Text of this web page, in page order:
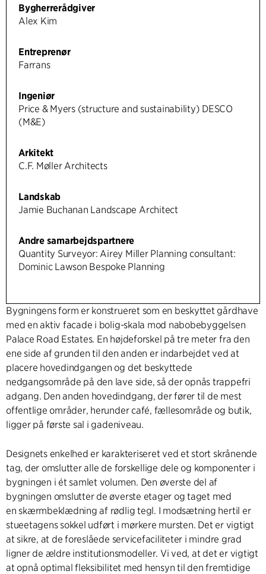
Bygherrerådgiver
Alex Kim
Entreprenør
Farrans
Ingeniør
Price & Myers (structure and sustainability) DESCO
(M&E)
Arkitekt
C.F. Møller Architects
Landskab
Jamie Buchanan Landscape Architect
Andre samarbejdspartnere
Quantity Surveyor: Airey Miller Planning consultant:
Dominic Lawson Bespoke Planning
Bygningens form er konstrueret som en beskyttet gårdhave
med en aktiv facade i bolig-skala mod nabobebyggelsen
Palace Road Estates. En højdeforskel på tre meter fra den
ene side af grunden til den anden er indarbejdet ved at
placere hovedindgangen og det beskyttede
nedgangsområde på den lave side, så der opnås trappefri
adgang. Den anden hovedindgang, der fører til de mest
offentlige områder, herunder café, fællesområde og butik,
ligger på første sal i gadeniveau.
Designets enkelhed er karakteriseret ved et stort skrånende
tag, der omslutter alle de forskellige dele og komponenter i
bygningen i ét samlet volumen. Den øverste del af
bygningen omslutter de øverste etager og taget med
en skærmbeklædning af rødlig tegl. I modsætning hertil er
stueetagens sokkel udført i mørkere mursten. Det er vigtigt
at sikre, at de foreslåede servicefaciliteter i mindre grad
ligner de ældre institutionsmodeller. Vi ved, at det er vigtigt
at opnå optimal fleksibilitet med hensyn til den fremtidige